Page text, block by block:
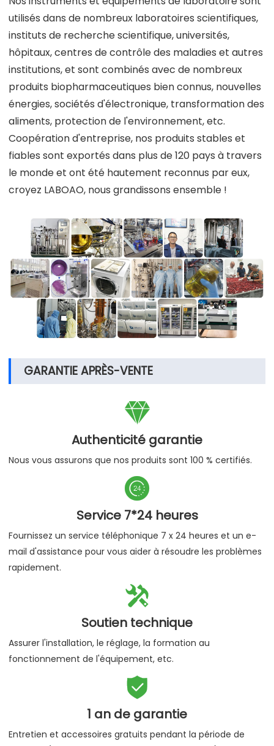
utilisés dans de nombreux laboratoires scientifiques,
instituts de recherche scientifique, universités,
hôpitaux, centres de contrôle des maladies et autres
institutions, et sont combinés avec de nombreux
produits biopharmaceutiques bien connus, nouvelles
énergies, sociétés d'électronique, transformation des
aliments, protection de l'environnement, etc.
Coopération d'entreprise, nos produits stables et
fiables sont exportés dans plus de 120 pays à travers
le monde et ont été hautement reconnus par eux,
croyez LABOAO, nous grandissons ensemble !
GARANTIE APRÈS-VENTE

Authenticité garantie
Nous vous assurons que nos produits sont 100 % certifiés.

Service 7*24 heures
Fournissez un service téléphonique 7 x 24 heures et un e-
mail d'assistance pour vous aider à résoudre les problèmes
rapidement.

Soutien technique
Assurer l'installation, le réglage, la formation au
fonctionnement de l'équipement, etc.

1 an de garantie
Entretien et accessoires gratuits pendant la période de